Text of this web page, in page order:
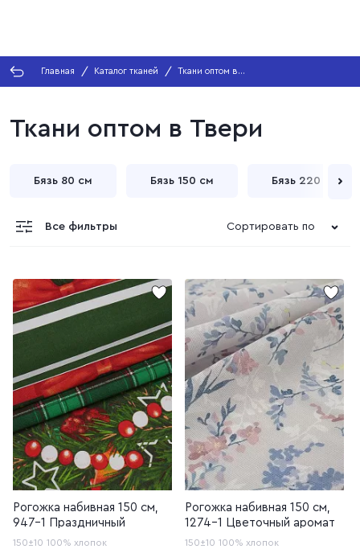
Главная Каталог тканей
Ткани оптом в
Твери
Ткани оптом в Твери
Бязь 80 см Бязь 150 см Бязь 220 см
Все фильтры Сортировать по
Рогожка набивная 150 см,
947-1 Праздничный
150±10 100% хлопок
Рогожка набивная 150 см,
1274-1 Цветочный аромат
150±10 100% хлопок